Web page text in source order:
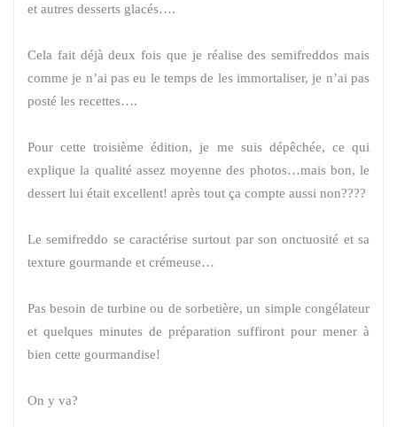
et autres desserts glacés….
Cela fait déjà deux fois que je réalise des semifreddos mais
comme je n’ai pas eu le temps de les immortaliser, je n’ai pas
posté les recettes….
Pour cette troisième édition, je me suis dépêchée, ce qui
explique la qualité assez moyenne des photos…mais bon, le
dessert lui était excellent! après tout ça compte aussi non????
Le semifreddo se caractérise surtout par son onctuosité et sa
texture gourmande et crémeuse…
Pas besoin de turbine ou de sorbetière, un simple congélateur
et quelques minutes de préparation suffiront pour mener à
bien cette gourmandise!
On y va?